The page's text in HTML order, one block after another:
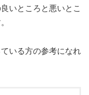
いところと悪いとこ
いる方の参考になれ